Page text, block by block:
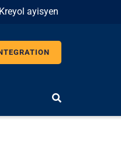
Kreyol ayisyen